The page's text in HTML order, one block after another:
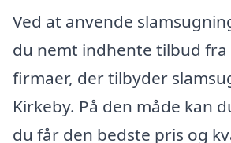
Ved at anvende
du nemt indhente tilbud fra
firmaer, der tilbyder
Kirkeby. På den måde kan
du får den bedste pris og